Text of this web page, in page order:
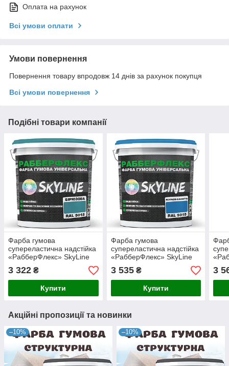
Оплата на рахунок
Всі умови оплати
Умови повернення
Повернення товару впродовж 14 днів за рахунок покупця
Всі умови повернення
Подібні товари компанії
Фарба гумова
супереластична надстійка
«РабберФлекс» SkyLine
Бірюзова RAL 5018 18 кг
3 322 ₴
Купити
Фарба гумова
супереластична надстійка
«РабберФлекс» SkyLine
Яскраво-блакитний RAL
5015 18 кг
3 535₴
Купити
3
Акційні пропозиції та новинки
–10% –10%